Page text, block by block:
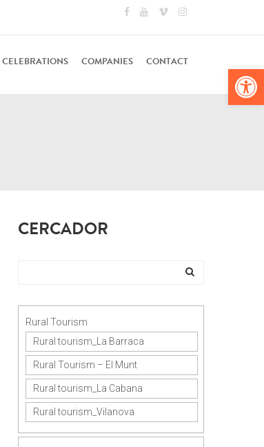
CELEBRATIONS COMPANIES CONTACT
CERCADOR
Rural Tourism
Rural tourism_La Barraca
Rural Tourism – El Munt
Rural tourism_La Cabana
Rural tourism_Vilanova